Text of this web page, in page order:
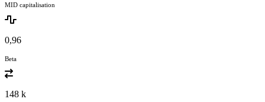
MID capitalisation
0,96
Beta
148 k